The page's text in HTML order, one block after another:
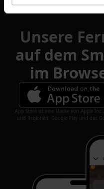
Unsere
auf dem
im
App Store ist eine Marke von Apple
und Regionen. Google Play und das